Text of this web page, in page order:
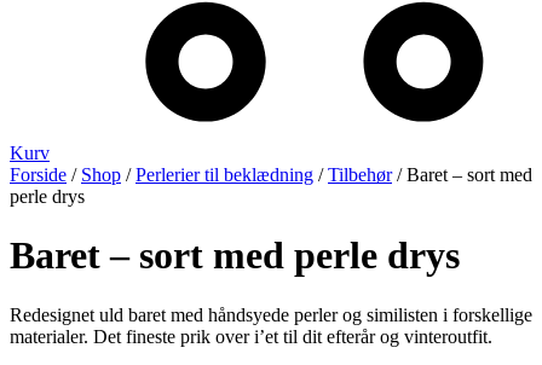
Kurv
Forside / Shop /Perlerier til beklædning /Tilbehør/ Baret – sort med
perle drys
Baret – sort med perle drys
Redesignet uld baret med håndsyede perler og similisten i forskellige
materialer. Det fineste prik over i’et til dit efterår og vinteroutfit.